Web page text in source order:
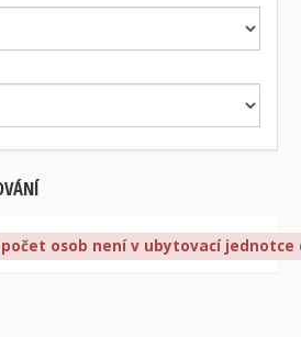
osob není v ubytovací